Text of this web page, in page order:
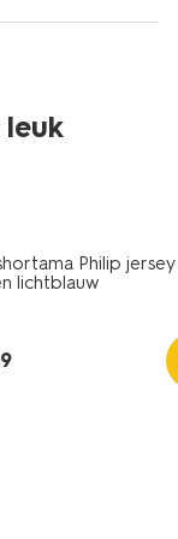
Philip jersey
lichtblauw